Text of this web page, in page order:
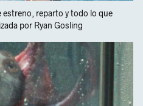
reparto y todo lo que
por Ryan Gosling